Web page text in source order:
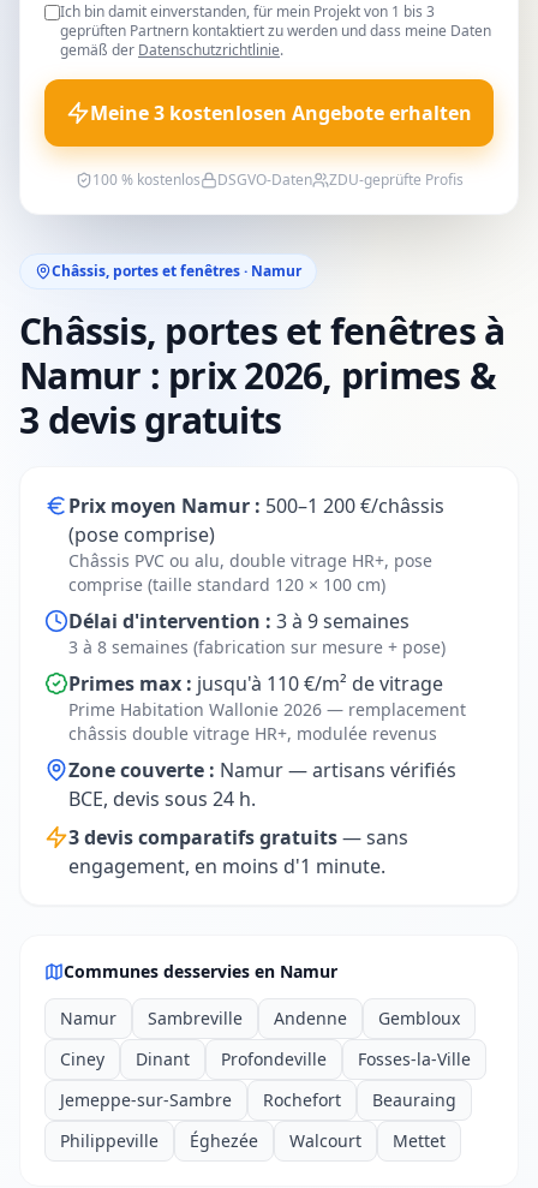
Châssis, portes et fenêtres · Namur
Châssis, portes et fenêtres à
Namur : prix 2026, primes &
3 devis gratuits
Prix moyen Namur : 500–1 200 €/châssis
(pose comprise)
Châssis PVC ou alu, double vitrage HR+, pose
comprise (taille standard 120 × 100 cm)
Délai d'intervention : 3 à 9 semaines
3 à 8 semaines (fabrication sur mesure + pose)
Primes max : jusqu'à 110 €/m² de vitrage
Prime Habitation Wallonie 2026 — remplacement
châssis double vitrage HR+, modulée revenus
Zone couverte : Namur — artisans vérifiés
BCE, devis sous 24 h.
3 devis comparatifs gratuits— sans
engagement, en moins d'1 minute.
Communes desservies en Namur
Namur Sambreville Andenne
Gembloux
Ciney
Dinant Profondeville
Fosses-la-Ville
Jemeppe-sur-Sambre
Rochefort
Beauraing
Philippeville
Éghezée Walcourt Mettet
Ich bin damit einverstanden, für mein Projekt von 1 bis 3
geprüften Partnern kontaktiert zu werden und dass meine Daten
gemäß der Datenschutzrichtlinie.
Meine 3 kostenlosen Angebote erhalten
100 % kostenlos DSGVO-Daten ZDU-geprüfte Profis